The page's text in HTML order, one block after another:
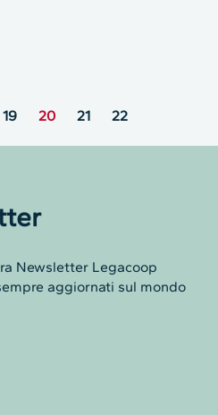
19 20 21 22
Newsletter Legacoop
aggiornati sul mondo